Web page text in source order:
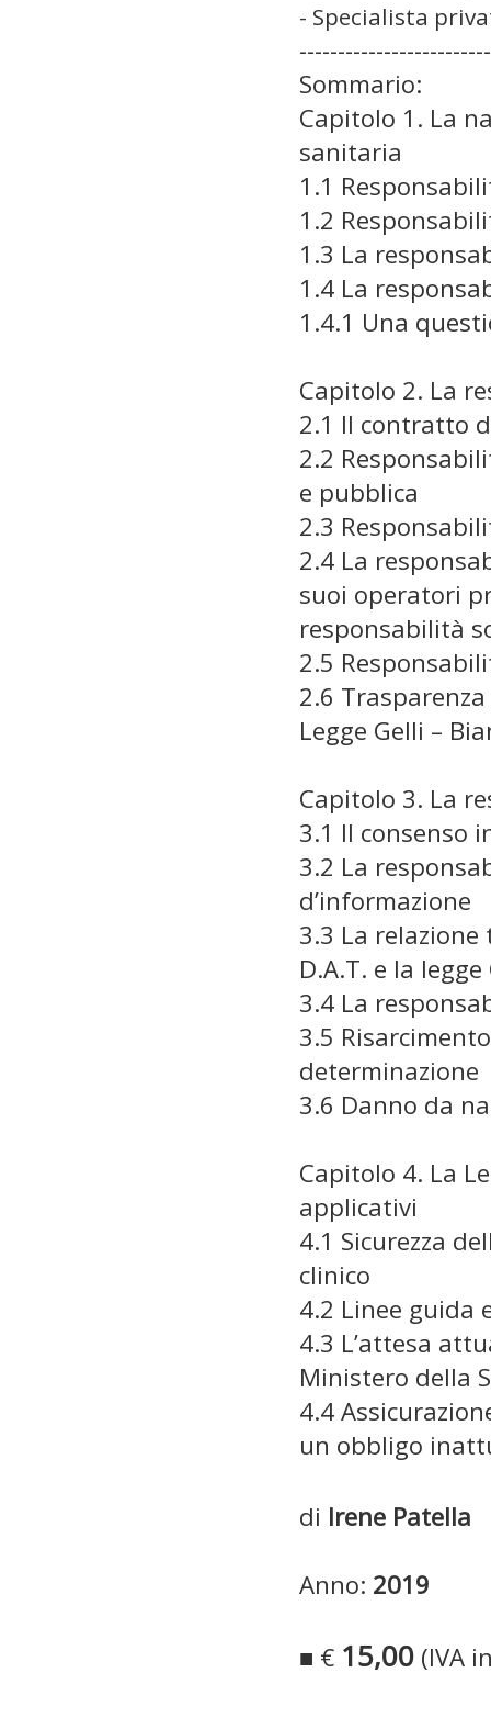
- Specialista
Sommario:
Capitolo 1. La
sanitaria
1.1
1.2
1.3 La
1.4 La
1.4.1 Una
Capitolo 2. La
2.1 Il contratto
2.2
e pubblica
2.3
2.4 La
suoi operatori
responsabilità
2.5
2.6
Legge Gelli –
Capitolo 3. La
3.1 Il consenso
3.2 La
d’informazione
3.3 La
D.A.T. e la
3.4 La
3.5
determinazione
3.6 Danno da
Capitolo 4. La
applicativi
4.1 Sicurezza
clinico
4.2 Linee guida
4.3 L’attesa
Ministero della
4.4
un obbligo
di Irene Patella
Anno: 2019
■ € 15,00 (IVA